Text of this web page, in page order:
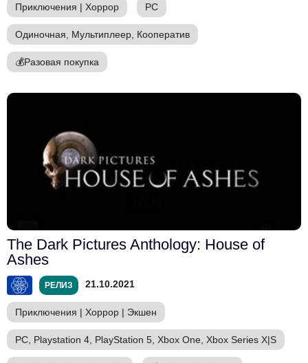
Приключения | Хоррор PC
Одиночная, Мультиплеер, Кооператив
💰Разовая покупка
The Dark Pictures Anthology: House of
Ashes
РЕЛИЗ 21.10.2021
Приключения | Хоррор | Экшен
PC, Playstation 4, PlayStation 5, Xbox One, Xbox Series X|S